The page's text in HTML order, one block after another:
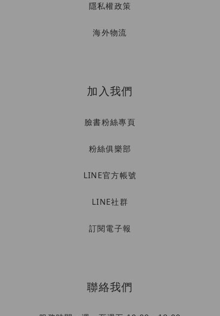
隱私權政策
海外物流
加入我們
臉書粉絲專頁
粉絲俱樂部
LINE官方帳號
LINE社群
訂閱電子報
聯絡我們